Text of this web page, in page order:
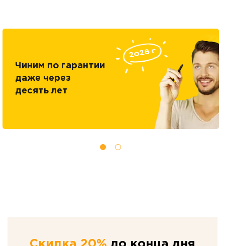
Чиним по гарантии
даже через
десять лет